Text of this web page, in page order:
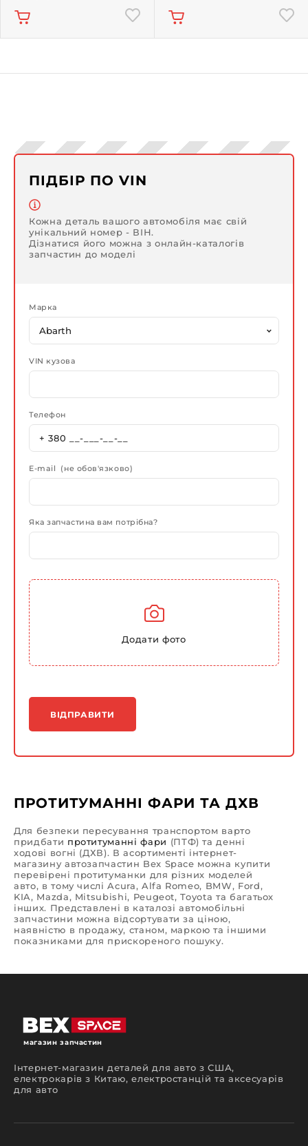
ПІДБІР ПО VIN
Кожна деталь вашого автомобіля має свій
унікальний номер - ВІН.
Дізнатися його можна з онлайн-каталогів
запчастин до моделі
Марка
VIN кузова
Телефон
E-mail (не обов'язково)
Яка запчастина вам потрібна?
Додати фото
ВІДПРАВИТИ
ПРОТИТУМАННІ ФАРИ ТА ДХВ
Для безпеки пересування транспортом варто
придбати протитуманні фари (ПТФ) та денні
ходові вогні (ДХВ). В асортименті інтернет-
магазину автозапчастин Bex Space можна купити
перевірені протитуманки для різних моделей
авто, в тому числі Acura, Alfa Romeo, BMW, Ford,
KIA, Mazda, Mitsubishi, Peugeot, Toyota та багатьох
інших. Представлені в каталозі автомобільні
запчастини можна відсортувати за ціною,
наявністю в продажу, станом, маркою та іншими
показниками для прискореного пошуку.
за наступними показниками:
тип вбудованих освітлювальних елементів –
вид променю – розсіяне широке світло або
комбіноване вузьке;
круглими, овальними, квадратними та інших
магазин запчастин
Інтернет-магазин деталей для авто з США,
електрокарів з Китаю, електростанцій та аксесуарів
для авто